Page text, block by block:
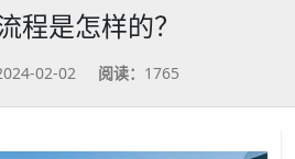
程是怎样的？
02-02 阅读： 1765